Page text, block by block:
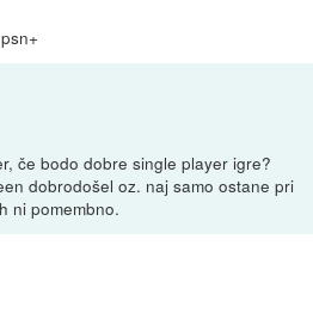
če bodo dobre single player igre?
dobrodošel oz. naj samo ostane pri
ni pomembno.